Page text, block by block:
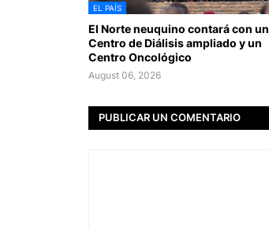
EL PAÍS
El Norte neuquino contará con un
Centro de Diálisis ampliado y un
Centro Oncológico
August 06, 2026
PUBLICAR UN COMENTARIO